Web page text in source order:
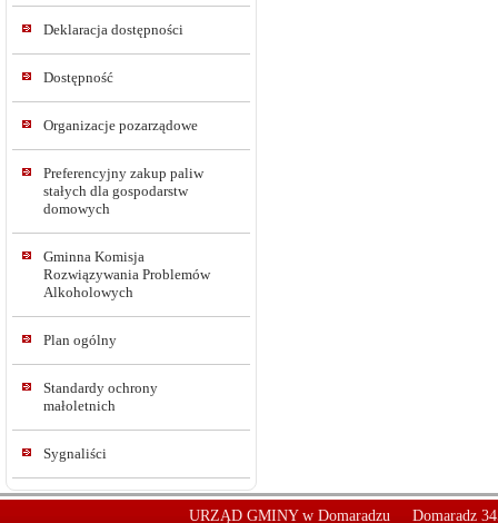
Deklaracja dostępności
Dostępność
Organizacje pozarządowe
Preferencyjny zakup paliw
stałych dla gospodarstw
domowych
Gminna Komisja
Rozwiązywania Problemów
Alkoholowych
Plan ogólny
Standardy ochrony
małoletnich
Sygnaliści
URZĄD GMINY w Domaradzu Domaradz